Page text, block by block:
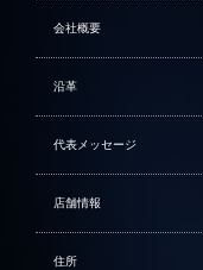
会社概要
沿革
代表メッセージ
店舗情報
住所